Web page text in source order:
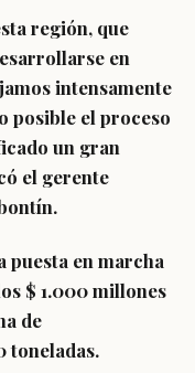
región, que
en
intensamente
posible el proceso
un gran
el gerente
puesta en marcha
$ 1.000 millones
de
toneladas.